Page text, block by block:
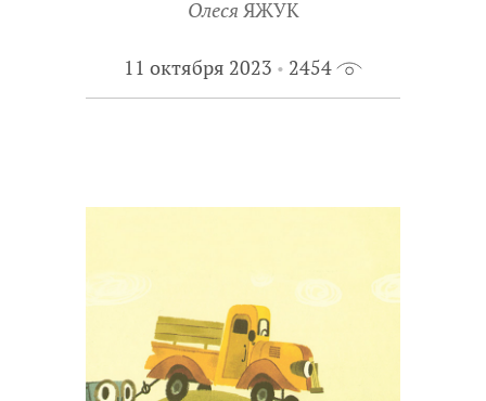
Олеся ЯЖУК
11 октября 2023 2454